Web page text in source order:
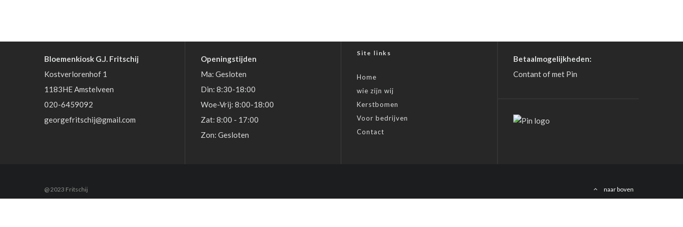
Bloemenkiosk G.J. Fritschij
Kostverlorenhof 1
1183HE Amstelveen
020-6459092
georgefritschij@gmail.com
Openingstijden
Ma: Gesloten
Din: 8:30-18:00
Woe-Vrij: 8:00-18:00
Zat: 8:00 - 17:00
Zon: Gesloten
Site links
Home
wie zijn wij
Kerstbomen
Voor bedrijven
Contact
Betaalmogelijkheden:
Contant of met Pin
@ 2023 Fritschij naar boven